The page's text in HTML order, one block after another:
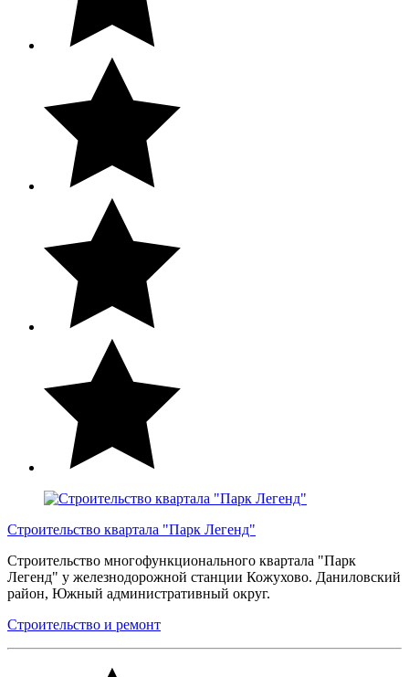
Строительство квартала "Парк Легенд"
Строительство многофункционального квартала "Парк
Легенд" у железнодорожной станции Кожухово. Даниловский
район, Южный административный округ.
Строительство и ремонт